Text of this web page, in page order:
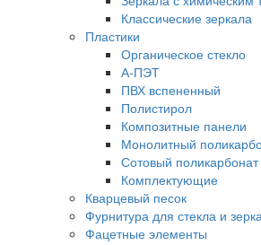
Классические зеркала
Пластики
Органическое стекло
А-ПЭТ
ПВХ вспененный
Полистирол
Композитные панели
Монолитный
Сотовый поликарбонат
Комплектующие
Кварцевый песок
Фурнитура для стекла и
Фацетные элементы